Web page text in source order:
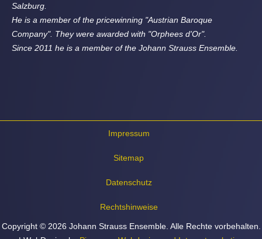
Salzburg.
He is a member of the pricewinning "Austrian Baroque
Company". They were awarded with "Orphees d'Or".
Since 2011 he is a member of the Johann Strauss Ensemble.
Impressum
Sitemap
Datenschutz
Rechtshinweise
Copyright © 2026 Johann Strauss Ensemble. Alle Rechte vorbehalten.